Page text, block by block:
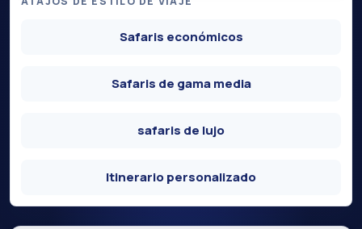
Safaris económicos
Safaris de gama media
safaris de lujo
Itinerario personalizado